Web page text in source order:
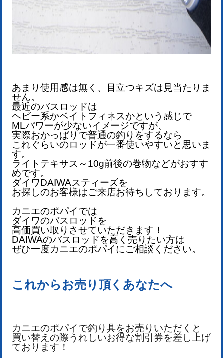
あまり使用感は無く、目立つキズは見当たりま
せん。
最近のバスロッドは
ヘビー系かベイトフィネスかという感じで
MLパワーが少ないイメージですが、
実際おかっぱりで普通の釣りをするなら
これぐらいのロッドが一番使いやすいと思いま
す。
ライトテキサス～10g前後の巻物などがおすす
めです。
ダイワDAIWAスティーズを
お探しのお客様はご来店お待ちしております。
カニエのポパイでは
ダイワのバスロッドを
高価買い取りさせていただきます！
DAIWAのバスロッドを高く売りたい方は
ぜひ一度カニエのポパイにご相談ください。
これからお売り頂くあなたへ
カニエのポパイで釣り具をお売りいただくと
買い替えの際うれしいお得な割引券を差し上げ
ております！